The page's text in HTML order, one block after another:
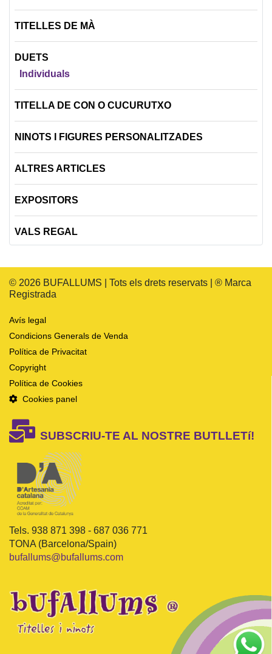
TITELLES DE MÀ
DUETS
Individuals
TITELLA DE CON O CUCURUTXO
NINOTS I FIGURES PERSONALITZADES
ALTRES ARTICLES
EXPOSITORS
VALS REGAL
© 2026 BUFALLUMS | Tots els drets reservats | ® Marca
Registrada
Avís legal
Condicions Generals de Venda
Política de Privacitat
Copyright
Política de Cookies
Cookies panel
SUBSCRIU-TE AL NOSTRE BUTLLETí!
Tels. 938 871 398 - 687 036 771
TONA (Barcelona/Spain)
bufallums@bufallums.com